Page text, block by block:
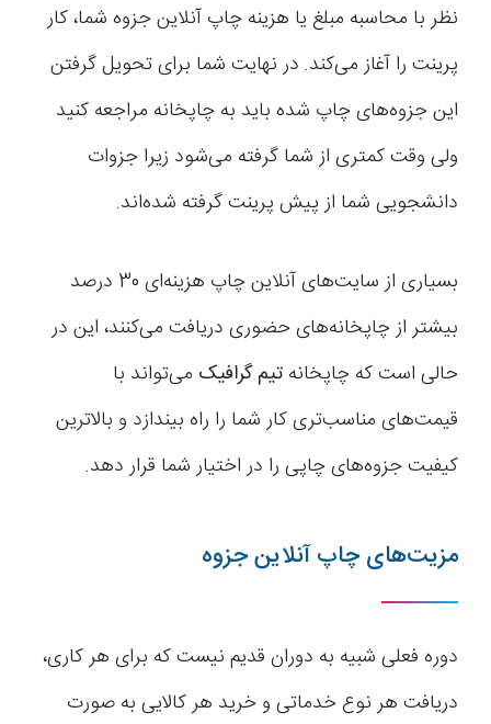
نظر با محاسبه مبلغ یا هزینه چاپ آنلاین جزوه شما، کار
پرینت را آغاز می‌کند. در نهایت شما برای تحویل گرفتن
این جزوه‌های چاپ شده باید به چاپخانه مراجعه کنید
ولی وقت کمتری از شما گرفته می‌شود زیرا جزوات
دانشجویی شما از پیش پرینت گرفته شده‌اند.
بسیاری از سایت‌های آنلاین چاپ هزینه‌ای 30 درصد
بیشتر از چاپخانه‌های حضوری دریافت می‌کنند، این در
حالی است که چاپخانه تیم گرافیک می‌تواند با
قیمت‌های مناسب‌تری کار شما را راه بیندازد و بالاترین
کیفیت جزوه‌های چاپی را در اختیار شما قرار دهد.
مزیت‌های چاپ آنلاین جزوه
دوره فعلی شبیه به دوران قدیم نیست که برای هر کاری،
دریافت هر نوع خدماتی و خرید هر کالایی به صورت